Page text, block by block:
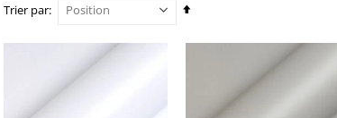
Trier par
Par